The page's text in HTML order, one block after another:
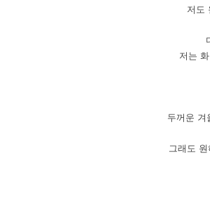
저도
저는
두꺼운 겨
그래도 원